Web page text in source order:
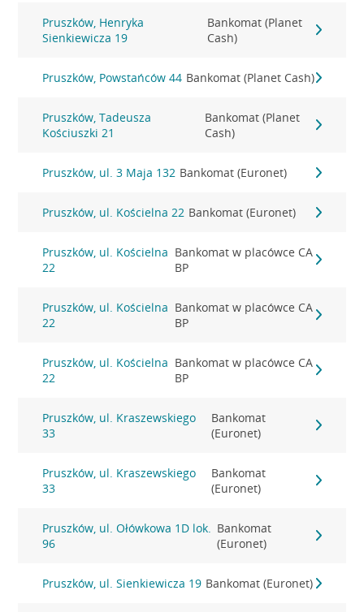
Pruszków, Henryka
Sienkiewicza 19
Bankomat (Planet
Cash)
Pruszków, Powstańców 44 Bankomat (Planet Cash)
Pruszków, Tadeusza
Kościuszki 21
Bankomat (Planet
Cash)
Pruszków, ul. 3 Maja 132 Bankomat (Euronet)
Pruszków, ul. Kościelna 22 Bankomat (Euronet)
Pruszków, ul. Kościelna
22
Bankomat w placówce CA
BP
Pruszków, ul. Kościelna
22
Bankomat w placówce CA
BP
Pruszków, ul. Kościelna
22
Bankomat w placówce CA
BP
Pruszków, ul. Kraszewskiego
33
Bankomat
(Euronet)
Pruszków, ul. Kraszewskiego
33
Bankomat
(Euronet)
Pruszków, ul. Ołówkowa 1D lok.
96
Bankomat
(Euronet)
Pruszków, ul. Sienkiewicza 19 Bankomat (Euronet)